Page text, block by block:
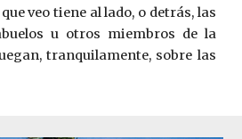
veo tiene al lado, o detrás, las
u otros miembros de la
tranquilamente, sobre las